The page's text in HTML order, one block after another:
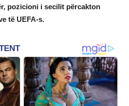
pozicioni i secilit përcakton
të UEFA-s.